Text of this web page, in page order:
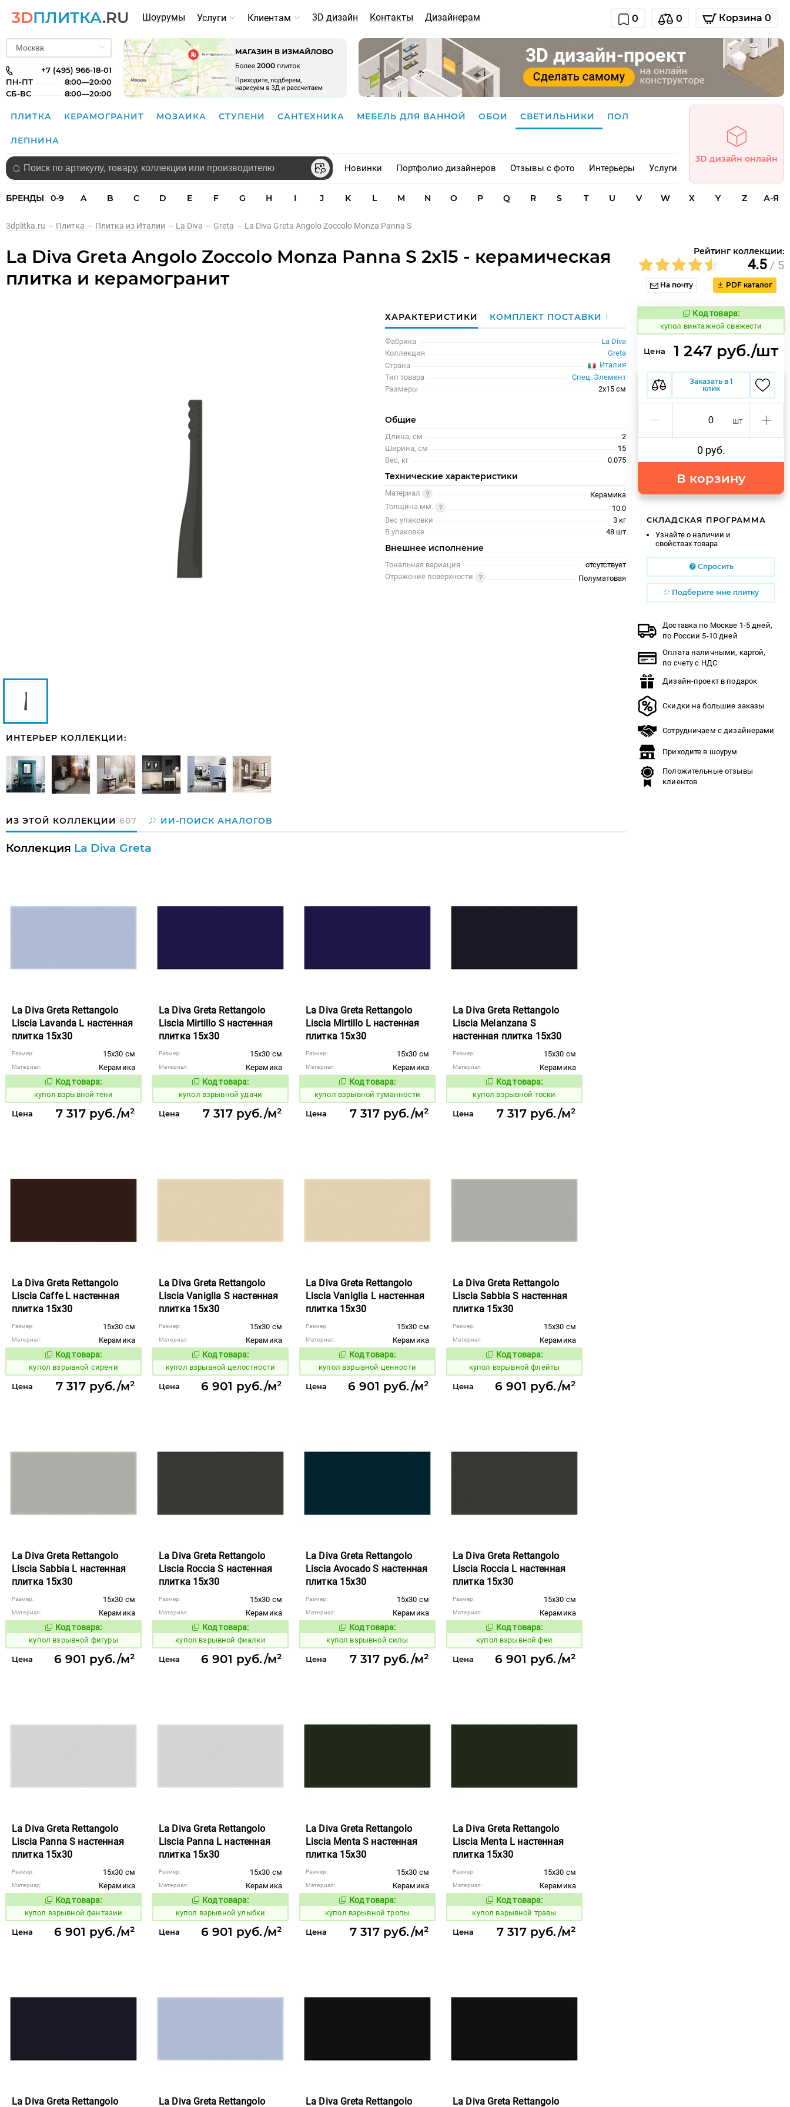
3DПЛИТКА.RU Шоурумы Услуги Клиентам 3D дизайн Контакты Дизайнерам 0 0 Корзина 0
+7 (495) 966-18-01
ПН-ПТ
8:00—20:00
СБ-ВС
8:00—20:00
ПЛИТКА КЕРАМОГРАНИТ МОЗАИКА СТУПЕНИ САНТЕХНИКА МЕБЕЛЬ ДЛЯ ВАННОЙ ОБОИ СВЕТИЛЬНИКИ ПОЛ
ЛЕПНИНА
Новинки Портфолио дизайнеров Отзывы с фото Интерьеры Услуги
3D дизайн онлайн
БРЕНДЫ 0-9 A B C D E F G H I J K L M N O P Q R S T U V W X Y Z А-Я
3dplitka.ru – Плитка – Плитка из Италии – La Diva – Greta – La Diva Greta Angolo Zoccolo Monza Panna S
La Diva Greta Angolo Zoccolo Monza Panna S 2x15 - керамическая
плитка и керамогранит
Рейтинг коллекции:
4.5 / 5
На почту PDF каталог
ИНТЕРЬЕР КОЛЛЕКЦИИ:
ХАРАКТЕРИСТИКИ КОМПЛЕКТ ПОСТАВКИ1
Фабрика
La Diva
Коллекция
Greta
Страна
Италия
Тип товара
Спец. Элемент
Размеры
2x15 см
Общие
Длина, см
2
Ширина, см
15
Вес, кг
0.075
Технические характеристики
Материал
Керамика
Толщина мм.
10.0
Вес упаковки
3 кг
В упаковке
48 шт
Внешнее исполнение
Тональная вариация
отсутствует
Отражение поверхности
Полуматовая
ИЗ ЭТОЙ КОЛЛЕКЦИИ 607 ИИ-ПОИСК АНАЛОГОВ
Коллекция La Diva Greta
La Diva Greta Rettangolo
Liscia Lavanda L настенная
плитка 15x30
Размер: 15x30 см
Материал:
Керамика
Код товара:
845603 Код товара:
купол взрывной тени
Цена 7 317 руб./м²
La Diva Greta Rettangolo
Liscia Mirtillo S настенная
плитка 15x30
Размер: 15x30 см
Материал:
Керамика
Код товара:
845610 Код товара:
купол взрывной удачи
Цена 7 317 руб./м²
La Diva Greta Rettangolo
Liscia Mirtillo L настенная
плитка 15x30
Размер: 15x30 см
Материал:
Керамика
Код товара:
845609 Код товара:
купол взрывной туманности
Цена 7 317 руб./м²
La Diva Greta Rettangolo
Liscia Melanzana S
настенная плитка 15x30
Размер: 15x30 см
Материал:
Керамика
Код товара:
845606 Код товара:
купол взрывной тоски
Цена 7 317 руб./м²
La Diva Greta Rettangolo
Liscia Caffe L настенная
плитка 15x30
Размер: 15x30 см
Материал:
Керамика
Код товара:
845589 Код товара:
купол взрывной сирени
Цена 7 317 руб./м²
La Diva Greta Rettangolo
Liscia Vaniglia S настенная
плитка 15x30
Размер: 15x30 см
Материал:
Керамика
Код товара:
845618 Код товара:
купол взрывной целостности
Цена 6 901 руб./м²
La Diva Greta Rettangolo
Liscia Vaniglia L настенная
плитка 15x30
Размер: 15x30 см
Материал:
Керамика
Код товара:
845617 Код товара:
купол взрывной ценности
Цена 6 901 руб./м²
La Diva Greta Rettangolo
Liscia Sabbia S настенная
плитка 15x30
Размер: 15x30 см
Материал:
Керамика
Код товара:
845616 Код товара:
купол взрывной флейты
Цена 6 901 руб./м²
La Diva Greta Rettangolo
Liscia Sabbia L настенная
плитка 15x30
Размер: 15x30 см
Материал:
Керамика
Код товара:
845615 Код товара:
купол взрывной фигуры
Цена 6 901 руб./м²
La Diva Greta Rettangolo
Liscia Roccia S настенная
плитка 15x30
Размер: 15x30 см
Материал:
Керамика
Код товара:
845614 Код товара:
купол взрывной фиалки
Цена 6 901 руб./м²
La Diva Greta Rettangolo
Liscia Avocado S настенная
плитка 15x30
Размер: 15x30 см
Материал:
Керамика
Код товара:
845588 Код товара:
купол взрывной силы
Цена 7 317 руб./м²
La Diva Greta Rettangolo
Liscia Roccia L настенная
плитка 15x30
Размер: 15x30 см
Материал:
Керамика
Код товара:
845613 Код товара:
купол взрывной феи
Цена 6 901 руб./м²
La Diva Greta Rettangolo
Liscia Panna S настенная
плитка 15x30
Размер: 15x30 см
Материал:
Керамика
Код товара:
845612 Код товара:
купол взрывной фантазии
Цена 6 901 руб./м²
La Diva Greta Rettangolo
Liscia Panna L настенная
плитка 15x30
Размер: 15x30 см
Материал:
Керамика
Код товара:
845611 Код товара:
купол взрывной улыбки
Цена 6 901 руб./м²
La Diva Greta Rettangolo
Liscia Menta S настенная
плитка 15x30
Размер: 15x30 см
Материал:
Керамика
Код товара:
845608 Код товара:
купол взрывной тропы
Цена 7 317 руб./м²
La Diva Greta Rettangolo
Liscia Menta L настенная
плитка 15x30
Размер: 15x30 см
Материал:
Керамика
Код товара:
845607 Код товара:
купол взрывной травы
Цена 7 317 руб./м²
La Diva Greta Rettangolo La Diva Greta Rettangolo La Diva Greta Rettangolo La Diva Greta Rettangolo
Код товара:
845708 Код товара:
купол винтажной свежести
Цена 1 247 руб./шт
Заказать в 1
клик
шт
0 руб.
В корзину
СКЛАДСКАЯ ПРОГРАММА
Узнайте о наличии и
свойствах товара
Спросить
Подберите мне плитку
Доставка по Москве 1-5 дней,
по России 5-10 дней
Оплата наличными, картой,
по счету с НДС
Дизайн-проект в подарок
Скидки на большие заказы
Сотрудничаем с дизайнерами
Приходите в шоурум
Положительные отзывы
клиентов